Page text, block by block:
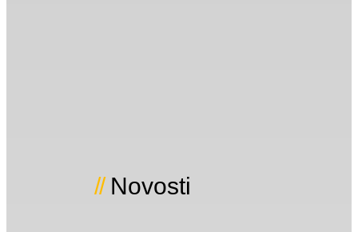
Novosti